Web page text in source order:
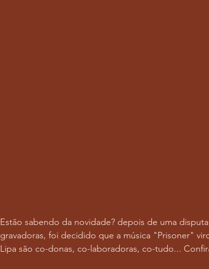
Estão sabendo da novidade? depois de uma
gravadoras, foi decidido que a música "Prisoner"
Lipa são co-donas, co-laboradoras, co-tudo...